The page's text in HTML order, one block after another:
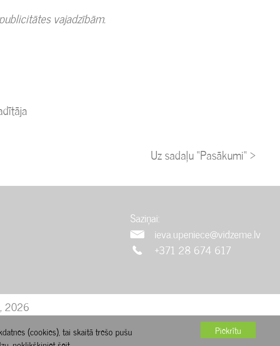
vajadzībām.
Uz sadaļu “Pasākumi“ >
Saziņai:
ieva.upeniece@vidzeme.lv
+371 28 674 617
(cookies), tai skaitā trešo pušu
Piekrītu
2026